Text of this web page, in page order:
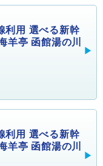
利用 選べる新幹
羊亭 函館湯の川
利用 選べる新幹
羊亭 函館湯の川